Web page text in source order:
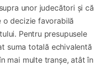
unor judecători și că
o decizie favorabilă
Pentru presupusele
suma totală echivalentă
mai multe tranșe, atât în